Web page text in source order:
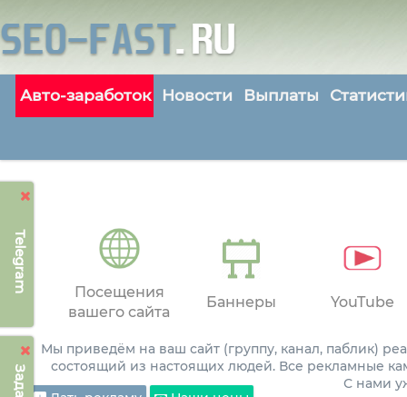
Telegram
Авто-заработок Новости Выплаты
Посещения
вашего сайта
Баннеры YouTube
Мы приведём на ваш сайт (группу, канал, паблик)
состоящий из настоящих людей. Все рекламные
С нами